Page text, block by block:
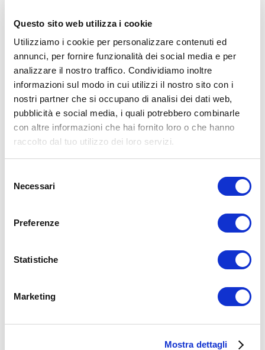
Questo sito web utilizza i cookie
Utilizziamo i cookie per personalizzare contenuti ed
annunci, per fornire funzionalità dei social media e per
analizzare il nostro traffico. Condividiamo inoltre
informazioni sul modo in cui utilizzi il nostro sito con i
nostri partner che si occupano di analisi dei dati web,
pubblicità e social media, i quali potrebbero combinarle
con altre informazioni che hai fornito loro o che hanno
raccolto dal tuo utilizzo dei loro servizi.
delNecessari
Preferenze
Statistiche
Marketing
Mostra dettagli
Avvertenze: le informazioni contenute in questi video non intendono
sostituirsi in nessun modo a parere medico o di altri specialisti.
L’autore declina ogni responsabilità di effetti o di conseguenze
risultanti dall’uso di tali informazioni e dalla loro messa in pratica.
L’allenamento con sovraccarichi, a corpo libero, con i kettlebell, con
il trx, e con altri attrezzi può causare infortuni, si consiglia pertanto
di prestare la massima attenzione e di eseguire esercizi e
metodologie adatte al proprio livello di forma. Consultare il proprio
medico di fiducia prima di intraprendere qualsiasi forma di attività
fisica o regime alimentare.
Condividi:
alimentazionedieta